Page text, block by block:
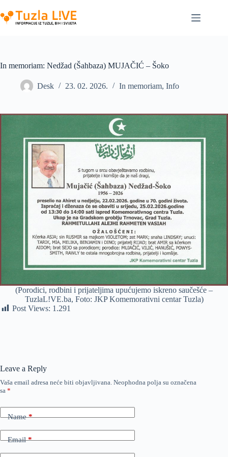
to
content
In memoriam: Nedžad (Šahbaza) MUJAČIĆ – Šoko
Desk 23. 02. 2026. In memoriam, Info
(Porodici, rodbini i prijateljima upućujemo iskreno saučešće –
TuzlaL!VE.ba, Foto: JKP Komemorativni centar Tuzla)
Post Views: 1.291
Leave a Reply
Vaša email adresa neće biti objavljivana. Neophodna polja su označena
sa *
Name*
Email*